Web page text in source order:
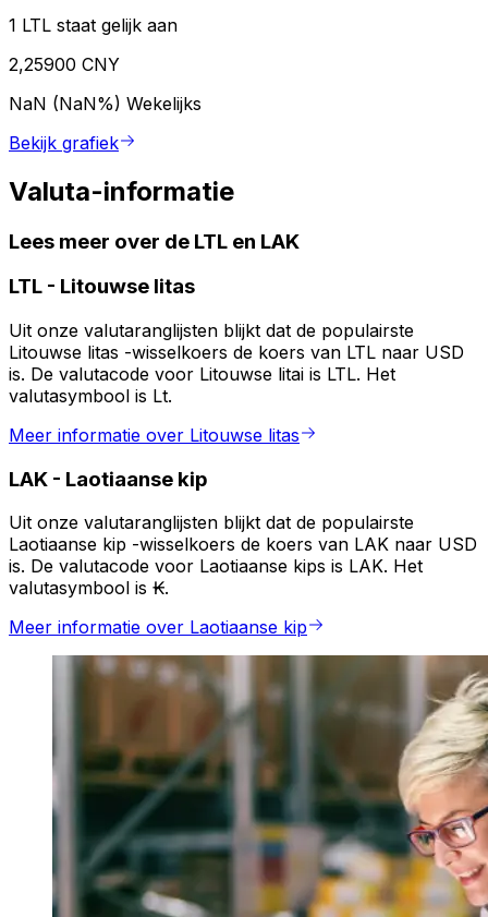
1 LTL staat gelijk aan
2,25900 CNY
NaN (NaN%) Wekelijks
Bekijk grafiek
Valuta-informatie
Lees meer over de LTL en LAK
LTL - Litouwse litas
Uit onze valutaranglijsten blijkt dat de populairste
Litouwse litas -wisselkoers de koers van LTL naar USD
is. De valutacode voor Litouwse litai is LTL. Het
valutasymbool is Lt.
Meer informatie over Litouwse litas
LAK - Laotiaanse kip
Uit onze valutaranglijsten blijkt dat de populairste
Laotiaanse kip -wisselkoers de koers van LAK naar USD
is. De valutacode voor Laotiaanse kips is LAK. Het
valutasymbool is ₭.
Meer informatie over Laotiaanse kip